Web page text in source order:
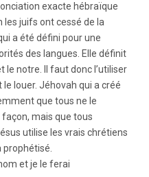
exacte hébraïque
juifs ont cessé de la
a été défini pour une
des langues. Elle définit
le notre. Il faut donc l’utiliser
louer. Jéhovah qui a créé
que tous ne le
mais que tous
utilise les vrais chrétiens
prophétisé.
et je le ferai